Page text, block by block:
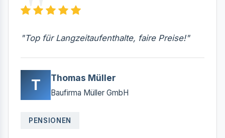
"Top für Langzeitaufenthalte, faire Preise!"
T Thomas Müller
Baufirma Müller GmbH
PENSIONEN